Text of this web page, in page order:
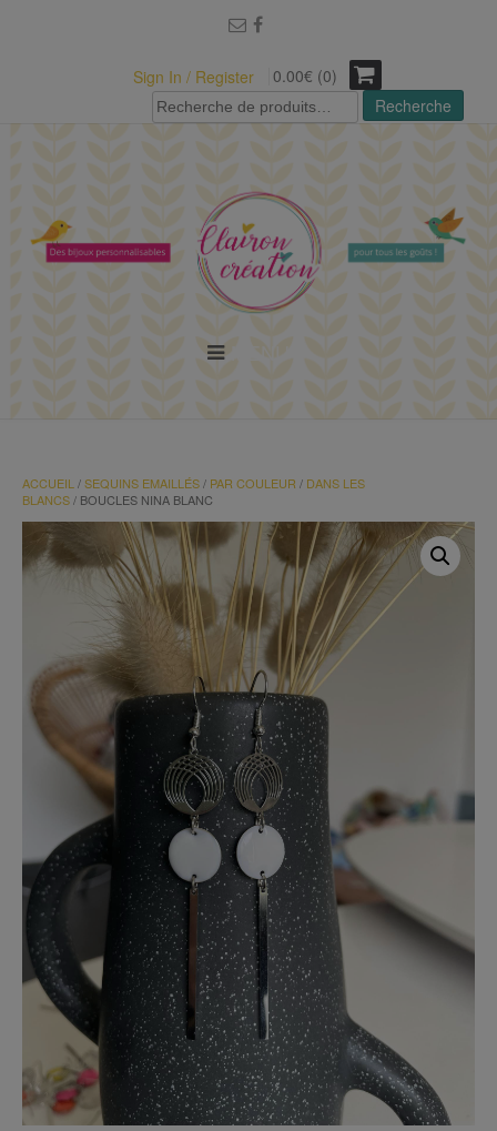
Sign In / Register
0.00€ (0)
Recherche
pour :
Recherche
ACCUEIL /SEQUINS EMAILLÉS/ PAR COULEUR / DANS LES
BLANCS/ BOUCLES NINA BLANC